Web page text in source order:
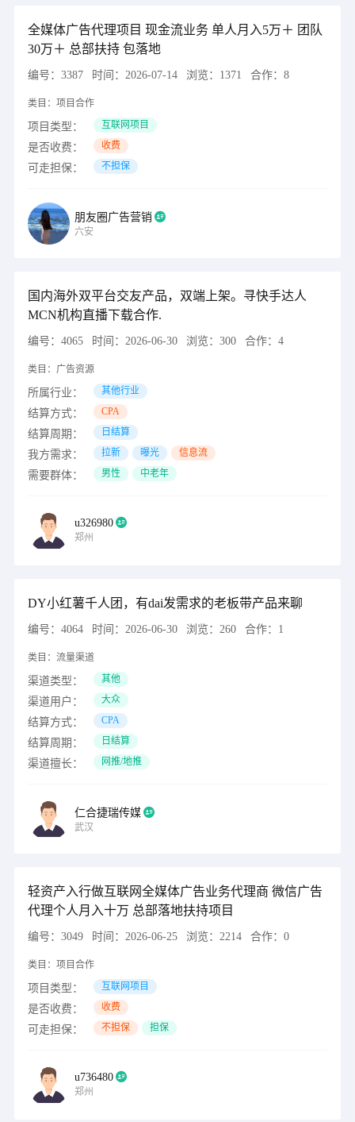
全媒体广告代理项目 现金流业务 单人月入5万＋ 团队
30万＋ 总部扶持 包落地
编号： 3387 时间： 2026-07-14 浏览： 1371 合作： 8
类目： 项目合作
项目类型： 互联网项目
是否收费： 收费
可走担保： 不担保
朋友圈广告营销
六安
国内海外双平台交友产品，双端上架。寻快手达人
MCN机构直播下载合作.
编号： 4065 时间： 2026-06-30 浏览： 300 合作： 4
类目： 广告资源
所属行业： 其他行业
结算方式： CPA
结算周期： 日结算
我方需求： 拉新 曝光 信息流
需要群体： 男性 中老年
u326980
郑州
DY小红薯千人团，有dai发需求的老板带产品来聊
编号： 4064 时间： 2026-06-30 浏览： 260 合作： 1
类目： 流量渠道
渠道类型： 其他
渠道用户： 大众
结算方式： CPA
结算周期： 日结算
渠道擅长： 网推/地推
仁合捷瑞传媒
武汉
轻资产入行做互联网全媒体广告业务代理商 微信广告
代理个人月入十万 总部落地扶持项目
编号： 3049 时间： 2026-06-25 浏览： 2214 合作： 0
类目： 项目合作
项目类型： 互联网项目
是否收费： 收费
可走担保： 不担保 担保
u736480
郑州